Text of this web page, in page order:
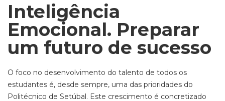
Inteligência
Emocional. Preparar
um futuro de sucesso
O foco no desenvolvimento do talento de todos os
estudantes é, desde sempre, uma das prioridades do
Politécnico de Setúbal. Este crescimento é concretizado